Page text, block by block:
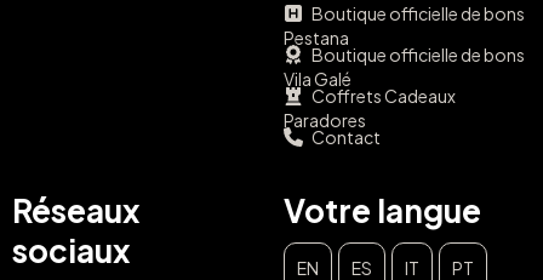
Boutique officielle de bons
Pestana
Boutique officielle de bons
Vila Galé
Coffrets Cadeaux
Paradores
Contact
Réseaux
sociaux
Votre langue
EN ES IT PT